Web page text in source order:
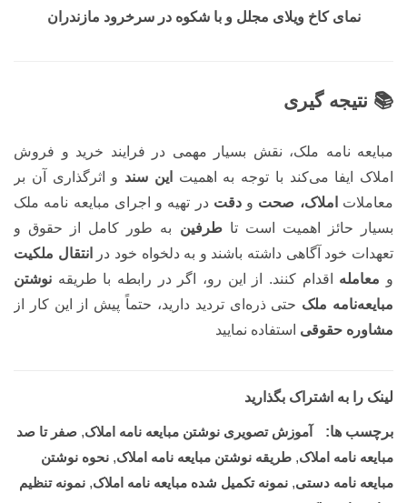
نمای کاخ ویلای مجلل و با شکوه در سرخرود مازندران
📚 نتیجه گیری
مبایعه نامه ملک، نقش بسیار مهمی در فرایند خرید و فروش
املاک ایفا می‌کند با توجه به اهمیت
این سند و اثرگذاری آن بر
معاملات
املاک، صحت ودقت در تهیه و اجرای مبایعه نامه ملک
بسیار حائز اهمیت است تاطرفین به طور کامل از حقوق و
تعهدات خود آگاهی داشته باشند و به دلخواه خود در
انتقال ملکیت
و معامله اقدام کنند. از این رو، اگر در رابطه با طریقه نوشتن
مبایعه‌نامه ملک حتی ذره‌ای تردید دارید، حتماً پیش از این کار از
مشاوره حقوقی استفاده نمایید
لینک را به اشتراک بگذارید
برچسب ها: آموزش تصویری نوشتن مبایعه نامه املاک, صفر تا صد
مبایعه نامه املاک, طریقه نوشتن مبایعه نامه املاک, نحوه نوشتن
مبایعه نامه دستی, نمونه تکمیل شده مبایعه نامه املاک, نمونه تنظیم